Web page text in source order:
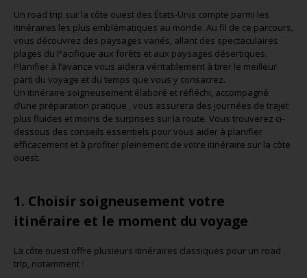
Un road trip sur la côte ouest des États-Unis compte parmi les
itinéraires les plus emblématiques au monde. Au fil de ce parcours,
vous découvrez des paysages variés, allant des spectaculaires
plages du Pacifique aux forêts et aux paysages désertiques.
Planifier à l’avance vous aidera véritablement à tirer le meilleur
parti du voyage et du temps que vous y consacrez.
Un itinéraire soigneusement élaboré et réfléchi, accompagné
d’une préparation pratique , vous assurera des journées de trajet
plus fluides et moins de surprises sur la route. Vous trouverez ci-
dessous des conseils essentiels pour vous aider à planifier
efficacement et à profiter pleinement de votre itinéraire sur la côte
ouest.
1. Choisir soigneusement votre
itinéraire et le moment du voyage
La côte ouest offre plusieurs itinéraires classiques pour un road
trip, notamment :